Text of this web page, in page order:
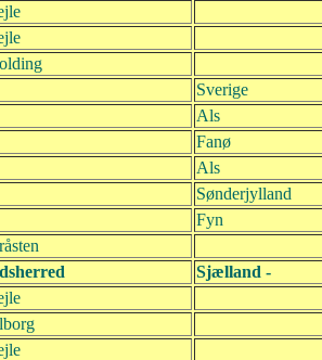
Sverige
Als
Fanø
Als
Sønderjylland
Fyn
Sjælland -